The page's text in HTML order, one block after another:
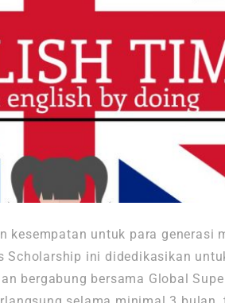
kesempatan untuk para generasi
Scholarship ini didedikasikan
bergabung bersama Global